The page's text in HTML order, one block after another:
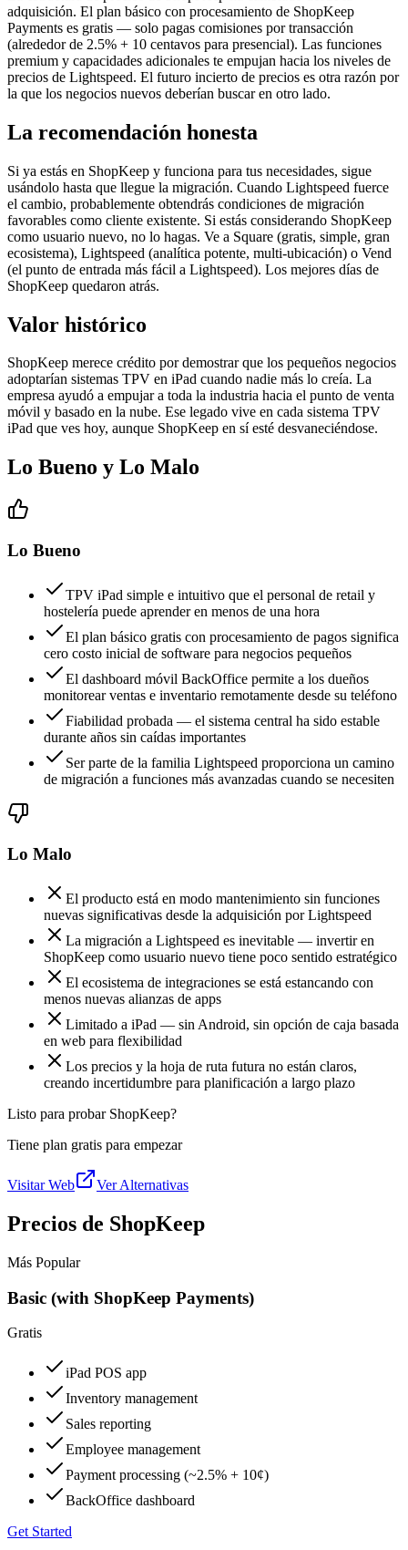
adquisición. El plan básico con procesamiento de ShopKeep
Payments es gratis — solo pagas comisiones por transacción
(alrededor de 2.5% + 10 centavos para presencial). Las funciones
premium y capacidades adicionales te empujan hacia los niveles de
precios de Lightspeed. El futuro incierto de precios es otra razón por
la que los negocios nuevos deberían buscar en otro lado.
La recomendación honesta
Si ya estás en ShopKeep y funciona para tus necesidades, sigue
usándolo hasta que llegue la migración. Cuando Lightspeed fuerce
el cambio, probablemente obtendrás condiciones de migración
favorables como cliente existente. Si estás considerando ShopKeep
como usuario nuevo, no lo hagas. Ve a Square (gratis, simple, gran
ecosistema), Lightspeed (analítica potente, multi-ubicación) o Vend
(el punto de entrada más fácil a Lightspeed). Los mejores días de
ShopKeep quedaron atrás.
Valor histórico
ShopKeep merece crédito por demostrar que los pequeños negocios
adoptarían sistemas TPV en iPad cuando nadie más lo creía. La
empresa ayudó a empujar a toda la industria hacia el punto de venta
móvil y basado en la nube. Ese legado vive en cada sistema TPV
iPad que ves hoy, aunque ShopKeep en sí esté desvaneciéndose.
Lo Bueno y Lo Malo
Lo Bueno
TPV iPad simple e intuitivo que el personal de retail y
hostelería puede aprender en menos de una hora
El plan básico gratis con procesamiento de pagos significa
cero costo inicial de software para negocios pequeños
El dashboard móvil BackOffice permite a los dueños
monitorear ventas e inventario remotamente desde su teléfono
Fiabilidad probada — el sistema central ha sido estable
durante años sin caídas importantes
Ser parte de la familia Lightspeed proporciona un camino
de migración a funciones más avanzadas cuando se necesiten
Lo Malo
El producto está en modo mantenimiento sin funciones
nuevas significativas desde la adquisición por Lightspeed
La migración a Lightspeed es inevitable — invertir en
ShopKeep como usuario nuevo tiene poco sentido estratégico
El ecosistema de integraciones se está estancando con
menos nuevas alianzas de apps
Limitado a iPad — sin Android, sin opción de caja basada
en web para flexibilidad
Los precios y la hoja de ruta futura no están claros,
creando incertidumbre para planificación a largo plazo
Listo para probar ShopKeep?
Tiene plan gratis para empezar
Visitar Web Ver Alternativas
Precios de ShopKeep
Más Popular
Basic (with ShopKeep Payments)
Gratis
iPad POS app
Inventory management
Sales reporting
Employee management
Payment processing (~2.5% + 10¢)
BackOffice dashboard
Get Started